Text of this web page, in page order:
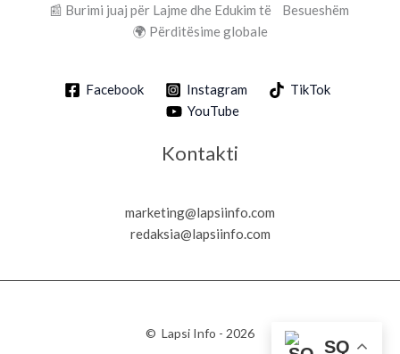
📰 Burimi juaj për Lajme dhe Edukim të Besueshëm
🌍 Përditësime globale
Facebook Instagram
TikTok
YouTube
Kontakti
marketing@lapsiinfo.com
redaksia@lapsiinfo.com
© Lapsi Info - 2026
SQ